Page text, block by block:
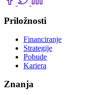
Priložnosti
Financiranje
Strategije
Pobude
Kariera
Znanja